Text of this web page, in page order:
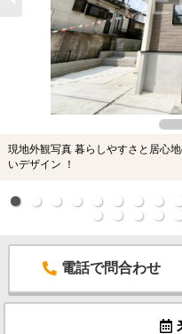
現地外観写真 暮らしやすさと居心
いデザイン ！
電話で問合わせ